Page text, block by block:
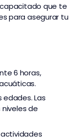
que te
para asegurar tu
6 horas,
Las
de